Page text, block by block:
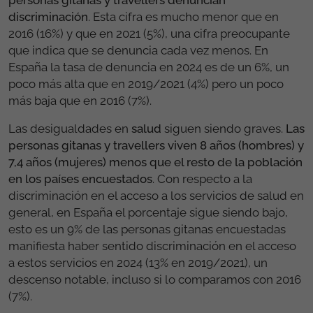
discriminación. Esta cifra es mucho menor que en
2016 (16%) y que en 2021 (5%), una cifra preocupante
que indica que se denuncia cada vez menos. En
España la tasa de denuncia en 2024 es de un 6%, un
poco más alta que en 2019/2021 (4%) pero un poco
más baja que en 2016 (7%).
Las desigualdades en salud siguen siendo graves. Las
personas gitanas y travellers viven 8 años (hombres) y
7,4 años (mujeres) menos que el resto de la población
en los países encuestados. Con respecto a la
discriminación en el acceso a los servicios de salud en
general, en España el porcentaje sigue siendo bajo,
esto es un 9% de las personas gitanas encuestadas
manifiesta haber sentido discriminación en el acceso
a estos servicios en 2024 (13% en 2019/2021), un
descenso notable, incluso si lo comparamos con 2016
(7%).